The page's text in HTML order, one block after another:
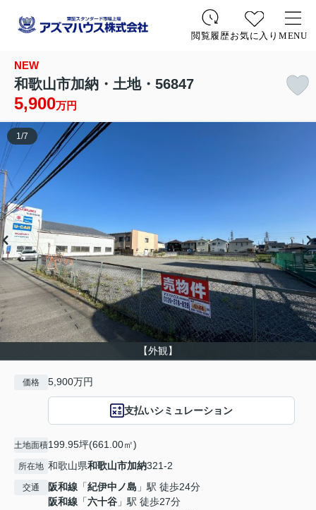
閲覧履歴お気に入り MENU
NEW
和歌山市加納・土地・56847
5,900万円
【外観】
1 /7
価格 5,900万円
支払いシミュレーション
土地面積199.95坪(661.00㎡)
所在地 和歌山県和歌山市加納321-2
交通 阪和線 「紀伊中ノ島 」駅 徒歩24分
阪和線 「六十谷 」駅 徒歩27分